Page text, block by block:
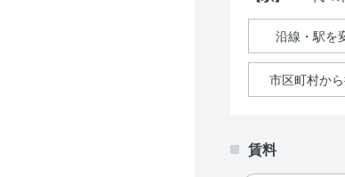
沿線・駅を
市区町村か
賃料